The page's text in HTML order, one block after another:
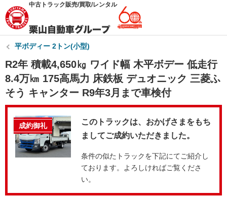
中古トラック販売/買取/レンタル
平ボディー 2トン(小型)
R2年 積載4,650㎏ ワイド幅 木平ボデー 低走行
8.4万㎞ 175高馬力 床鉄板 デュオニック 三菱ふ
そう キャンター R9年3月まで車検付
成約御礼
このトラックは、おかげさまをもち
ましてご成約いただきました。
条件の似たトラックを下記にてご紹介し
ております。よろしければご覧くださ
い。